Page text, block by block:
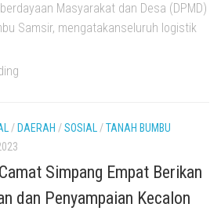
Masyarakat dan Desa (DPMD)
Samsir, mengatakanseluruh logistik
/DAERAH /SOSIAL /TANAH BUMBU
Simpang Empat Berikan
dan Penyampaian Kecalon